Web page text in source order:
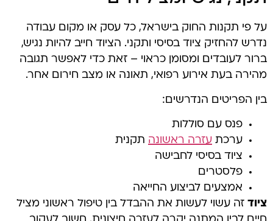
על פי תקנות החוק בישראל, כל עסק או מקום עבודה
נדרש להחזיק ציוד בסיסי ותקני. הציוד חייב להיות נגיש,
ברור לעובדים ומסומן כראוי – זאת כדי לאפשר תגובה
מהירה בעת אירוע רפואי, תאונה או מצב חירום אחר.
בין הפריטים הנדרשים:
פנס עם סוללות
ערכת עזרה ראשונה תקנית
ציוד בסיסי לחבישה
פלסטרים
אמצעים לביצוע החייאה
ציוד זה עשוי לעשות את ההבדל בין טיפול ראשוני מציל